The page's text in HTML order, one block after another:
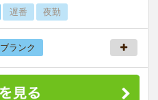
遅番 夜勤
ブランク